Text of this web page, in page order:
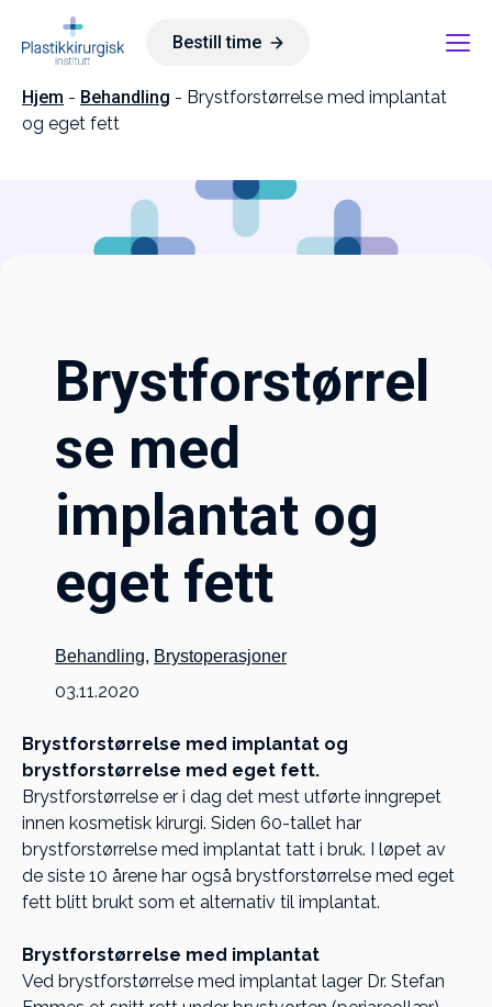
Bestill time
Hjem - Behandling - Brystforstørrelse med implantat
og eget fett
Brystforstørrel
se med
implantat og
eget fett
Behandling, Brystoperasjoner
03.11.2020
Brystforstørrelse med implantat og
brystforstørrelse med eget fett.
Brystforstørrelse er i dag det mest utførte inngrepet
innen kosmetisk kirurgi. Siden 60-tallet har
brystforstørrelse med implantat tatt i bruk. I løpet av
de siste 10 årene har også brystforstørrelse med eget
fett blitt brukt som et alternativ til implantat.
Brystforstørrelse med implantat
Ved brystforstørrelse med implantat lager Dr. Stefan